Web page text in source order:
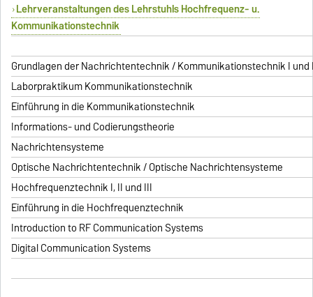
Lehrveranstaltungen des Lehrstuhls Hochfrequenz- u.
Kommunikationstechnik
Grundlagen der Nachrichtentechnik / Kommunikationstechnik I und
Laborpraktikum Kommunikationstechnik
Einführung in die Kommunikationstechnik
Informations- und Codierungstheorie
Nachrichtensysteme
Optische Nachrichtentechnik / Optische Nachrichtensysteme
Hochfrequenztechnik I, II und III
Einführung in die Hochfrequenztechnik
Introduction to RF Communication Systems
Digital Communication Systems